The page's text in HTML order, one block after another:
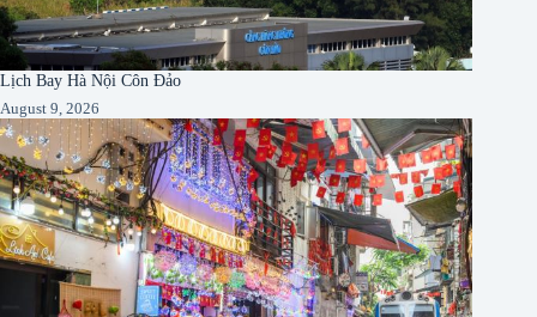
Lịch Bay Hà Nội Côn Đảo
August 9, 2026